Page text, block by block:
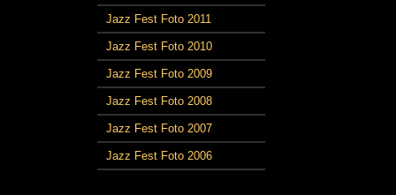
Jazz Fest Foto 2011
Jazz Fest Foto 2010
Jazz Fest Foto 2009
Jazz Fest Foto 2008
Jazz Fest Foto 2007
Jazz Fest Foto 2006